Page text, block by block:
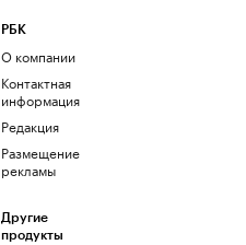
РБК
О компании
Контактная
информация
Редакция
Размещение
рекламы
Другие
продукты